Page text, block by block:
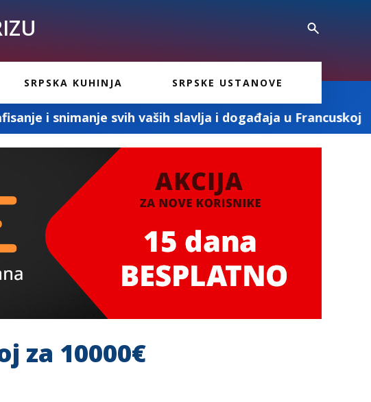
SRPSKA KUHINJA SRPSKE USTANOVE
vaših slavlja i događaja u Francuskoj
za 10000€